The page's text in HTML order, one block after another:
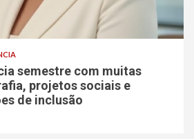
semestre com muitas
projetos sociais e
de inclusão